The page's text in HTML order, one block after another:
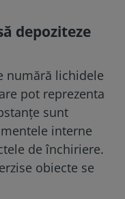
depoziteze
numără lichidele
pot reprezenta
sunt
interne
de închiriere.
obiecte se